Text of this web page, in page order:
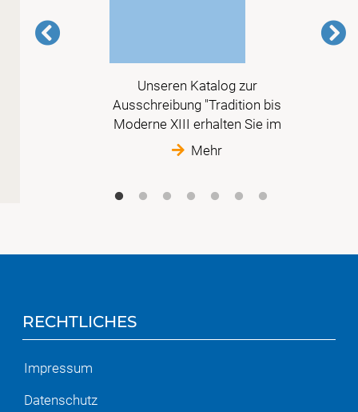
Unseren Katalog zur
Ausschreibung "Tradition bis
Moderne XIII erhalten Sie im
Mehr
RECHTLICHES
Impressum
Datenschutz